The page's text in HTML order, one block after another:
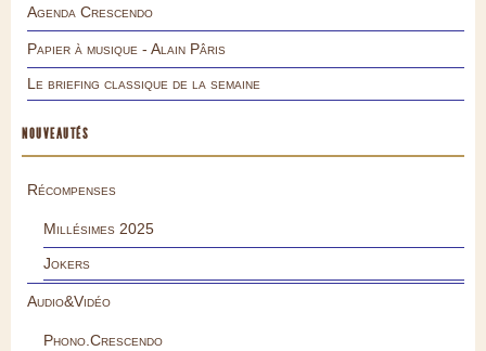
Agenda Crescendo
Papier à musique - Alain Pâris
Le briefing classique de la semaine
NOUVEAUTÉS
Récompenses
Millésimes 2025
Jokers
Audio&Vidéo
Phono.Crescendo